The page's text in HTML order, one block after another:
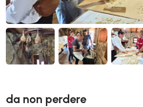
da non perdere